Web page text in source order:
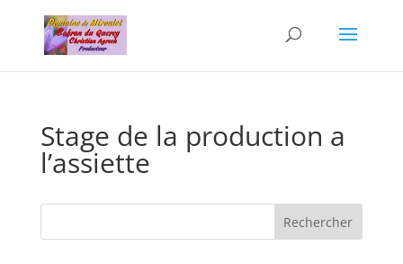
Stage de la production a
l’assiette